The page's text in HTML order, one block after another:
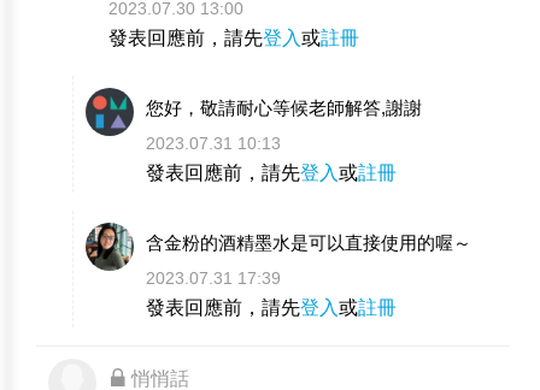
2023.07.30 13:00
發表回應前，請先登入或註冊
您好，敬請耐心等候老師解答,謝謝
2023.07.31 10:13
發表回應前，請先登入或註冊
含金粉的酒精墨水是可以直接使用的喔～
2023.07.31 17:39
發表回應前，請先登入或註冊
悄悄話